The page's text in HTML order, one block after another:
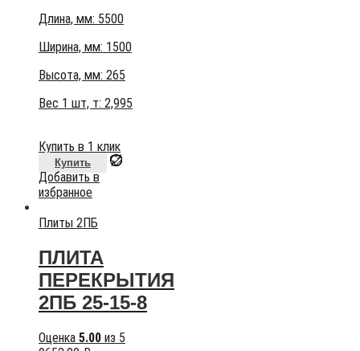
Длина, мм: 5500
Ширина, мм: 1500
Высота, мм: 265
Вес 1 шт, т: 2,995
Купить в 1 клик
Купить
Добавить в
избранное
Плиты 2ПБ
ПЛИТА
ПЕРЕКРЫТИЯ
2ПБ 25-15-8
Оценка 5.00 из 5